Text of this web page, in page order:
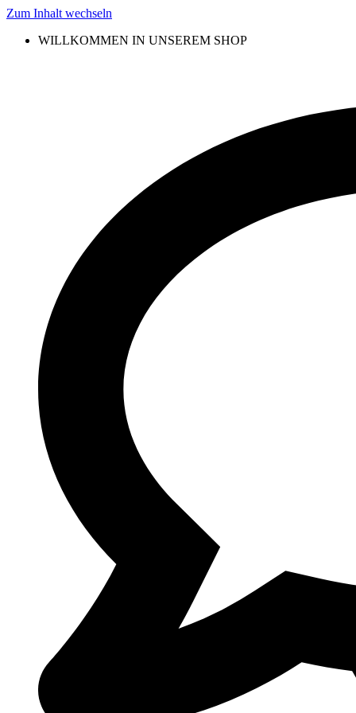
Zum Inhalt wechseln
WILLKOMMEN IN UNSEREM SHOP